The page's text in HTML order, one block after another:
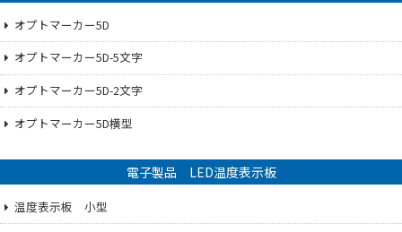
オプトマーカー5D
オプトマーカー5D-5文字
オプトマーカー5D-2文字
オプトマーカー5D横型
電子製品 LED温度表示板
温度表示板 小型